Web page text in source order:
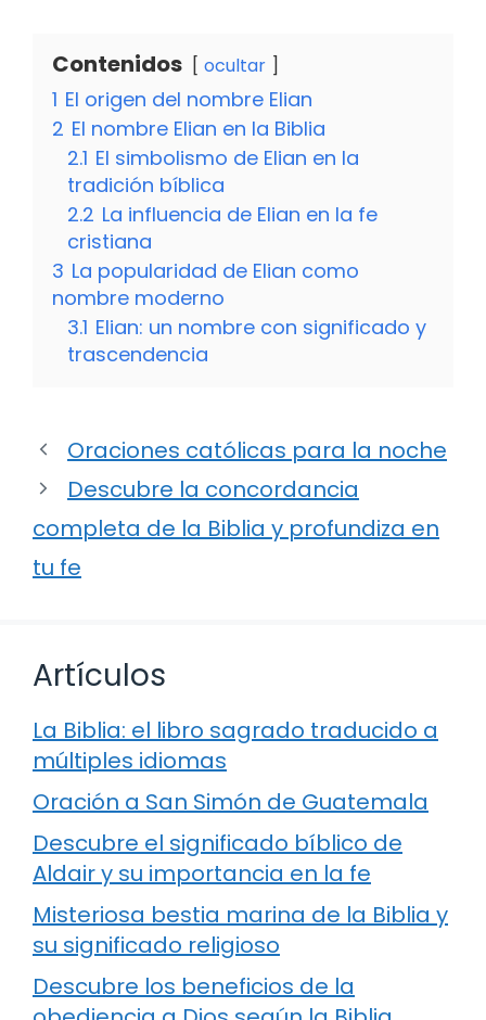
Contenidos ocultar
1 El origen del nombre Elian
2 El nombre Elian en la Biblia
2.1 El simbolismo de Elian en la
tradición bíblica
2.2 La influencia de Elian en la fe
cristiana
3 La popularidad de Elian como
nombre moderno
3.1 Elian: un nombre con significado y
trascendencia
Oraciones católicas para la noche
Descubre la concordancia
completa de la Biblia y profundiza en
tu fe
Artículos
La Biblia: el libro sagrado traducido a
múltiples idiomas
Oración a San Simón de Guatemala
Descubre el significado bíblico de
Aldair y su importancia en la fe
Misteriosa bestia marina de la Biblia y
su significado religioso
Descubre los beneficios de la